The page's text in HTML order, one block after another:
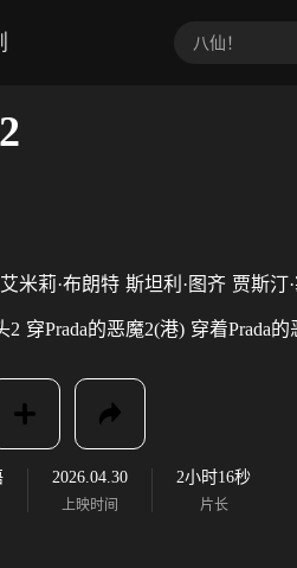
艾米莉·布朗特 斯坦利·图齐 贾斯汀
2 穿Prada的恶魔2(港) 穿着Prada
2026.04.30
上映时间
2小时16秒
片长